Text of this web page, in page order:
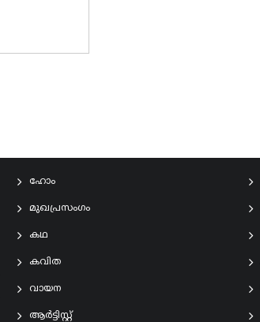
ഹോം
മുഖപ്രസംഗം
കഥ
കവിത
വായന
ആര്‍ട്ടിസ്റ്റ്